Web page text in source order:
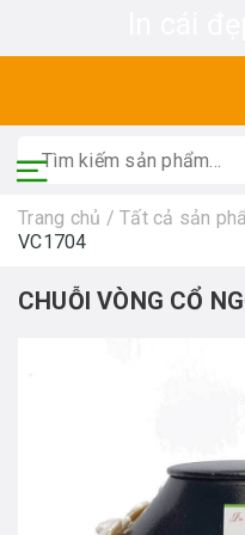
Trang chủ / Tất cả sản
VC1704
CHUỖI VÒNG CỔ